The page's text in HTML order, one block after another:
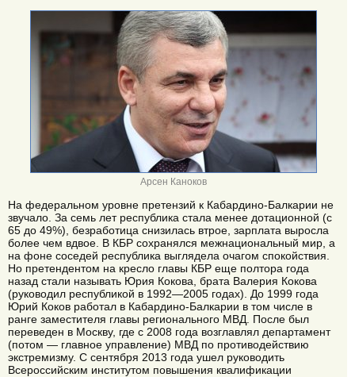
Арсен Каноков
На федеральном уровне претензий к Кабардино-Балкарии не
звучало. За семь лет республика стала менее дотационной (с
65 до 49%), безработица снизилась втрое, зарплата выросла
более чем вдвое. В КБР сохранялся межнациональный мир, а
на фоне соседей республика выглядела очагом спокойствия.
Но претендентом на кресло главы КБР еще полтора года
назад стали называть Юрия Кокова, брата Валерия Кокова
(руководил республикой в 1992—2005 годах). До 1999 года
Юрий Коков работал в Кабардино-Балкарии в том числе в
ранге заместителя главы регионального МВД. После был
переведен в Москву, где с 2008 года возглавлял департамент
(потом — главное управление) МВД по противодействию
экстремизму. С сентября 2013 года ушел руководить
Всероссийским институтом повышения квалификации